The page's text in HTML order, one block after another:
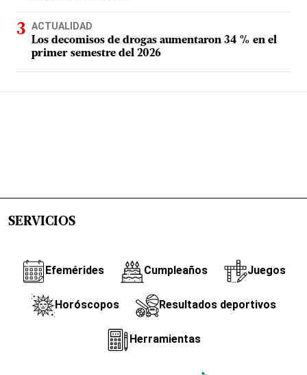
ACTUALIDAD
Los decomisos de drogas aumentaron 34 % en el
primer semestre del 2026
SERVICIOS
Efemérides Cumpleaños Juegos
Horóscopos Resultados deportivos
Herramientas